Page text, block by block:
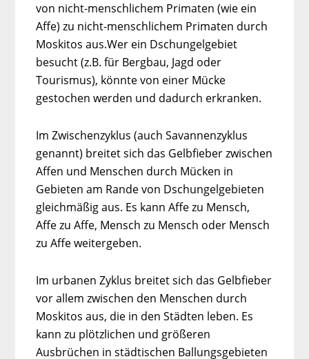
von nicht-menschlichem Primaten (wie ein
Affe) zu nicht-menschlichem Primaten durch
Moskitos aus.Wer ein Dschungelgebiet
besucht (z.B. für Bergbau, Jagd oder
Tourismus), könnte von einer Mücke
gestochen werden und dadurch erkranken.
Im Zwischenzyklus (auch Savannenzyklus
genannt) breitet sich das Gelbfieber zwischen
Affen und Menschen durch Mücken in
Gebieten am Rande von Dschungelgebieten
gleichmäßig aus. Es kann Affe zu Mensch,
Affe zu Affe, Mensch zu Mensch oder Mensch
zu Affe weitergeben.
Im urbanen Zyklus breitet sich das Gelbfieber
vor allem zwischen den Menschen durch
Moskitos aus, die in den Städten leben. Es
kann zu plötzlichen und größeren
Ausbrüchen in städtischen Ballungsgebieten